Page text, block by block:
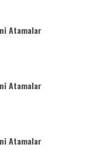
Atamalar
Atamalar
Atamalar